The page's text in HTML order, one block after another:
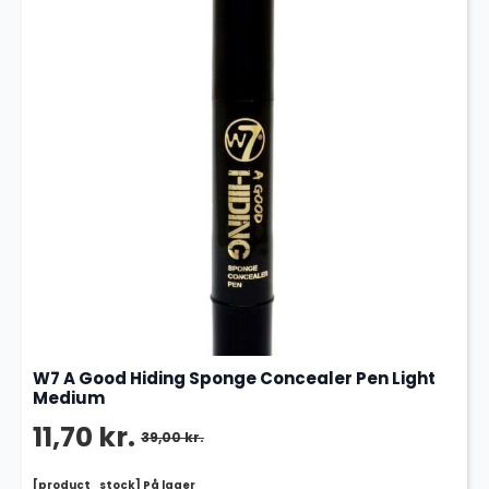
[product_stock] På lager
W7 A Good Hiding Sponge Concealer Pen Light
Medium
39,00kr.
Den
11,70 kr.
Den